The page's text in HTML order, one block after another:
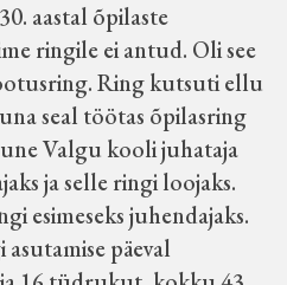
aastal õpilaste
ringile ei antud. Oli see
Ring kutsuti ellu
seal töötas õpilasring
Valgu kooli juhataja
ja selle ringi loojaks.
esimeseks juhendajaks.
päeval